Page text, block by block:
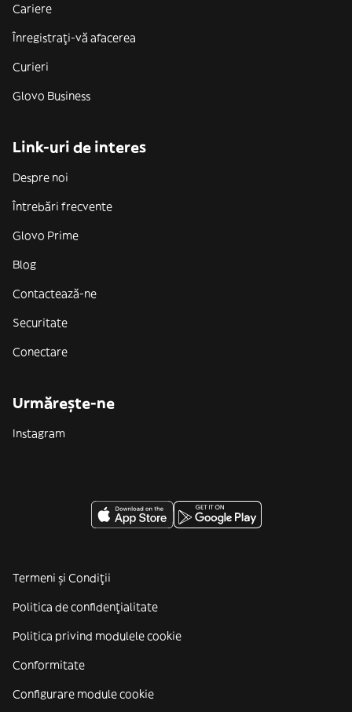
Cariere
Înregistrați-vă afacerea
Curieri
Glovo Business
Link-uri de interes
Despre noi
Întrebări frecvente
Glovo Prime
Blog
Contactează-ne
Securitate
Conectare
Urmărește-ne
Instagram
Termeni și Condiții
Politica de confidenţialitate
Politica privind modulele cookie
Conformitate
Configurare module cookie